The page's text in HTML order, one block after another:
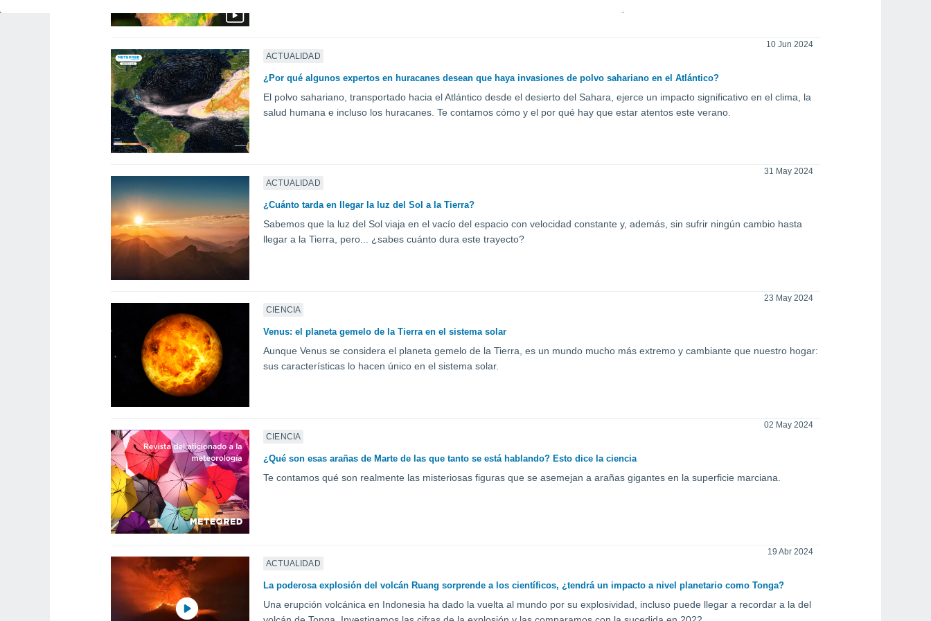
ACTUALIDAD
10 Jun 2024
¿Por qué algunos expertos en huracanes desean que haya invasiones de polvo sahariano en el Atlántico?
El polvo sahariano, transportado hacia el Atlántico desde el desierto del Sahara, ejerce un impacto significativo en el clima, la
salud humana e incluso los huracanes. Te contamos cómo y el por qué hay que estar atentos este verano.
ACTUALIDAD
31 May 2024
¿Cuánto tarda en llegar la luz del Sol a la Tierra?
Sabemos que la luz del Sol viaja en el vacío del espacio con velocidad constante y, además, sin sufrir ningún cambio hasta
llegar a la Tierra, pero... ¿sabes cuánto dura este trayecto?
CIENCIA
23 May 2024
Venus: el planeta gemelo de la Tierra en el sistema solar
Aunque Venus se considera el planeta gemelo de la Tierra, es un mundo mucho más extremo y cambiante que nuestro hogar:
sus características lo hacen único en el sistema solar.
CIENCIA
02 May 2024
¿Qué son esas arañas de Marte de las que tanto se está hablando? Esto dice la ciencia
Te contamos qué son realmente las misteriosas figuras que se asemejan a arañas gigantes en la superficie marciana.
ACTUALIDAD
19 Abr 2024
La poderosa explosión del volcán Ruang sorprende a los científicos, ¿tendrá un impacto a nivel planetario como Tonga?
Una erupción volcánica en Indonesia ha dado la vuelta al mundo por su explosividad, incluso puede llegar a recordar a la del